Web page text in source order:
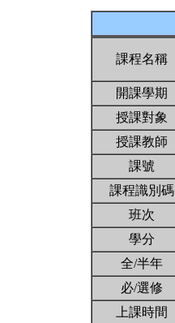
課程名稱
開課學期
授課對象
授課教師
課號
課程識別碼
班次
學分
全/半年
必/選修
上課時間